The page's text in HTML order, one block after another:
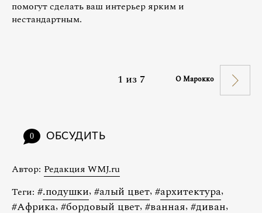
помогут сделать ваш интерьер ярким и
нестандартным.
1 из 7 О Марокко
0 ОБСУДИТЬ
Автор: Редакция WMJ.ru
Теги: #.подушки, #алый цвет, #архитектура,
#Африка, #бордовый цвет, #ванная, #диван,